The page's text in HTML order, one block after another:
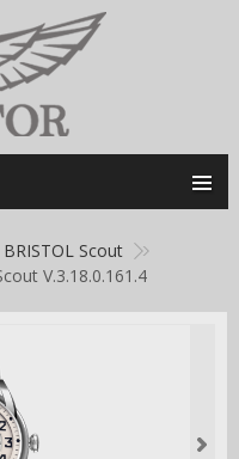
BRISTOL Scout
V.3.18.0.161.4